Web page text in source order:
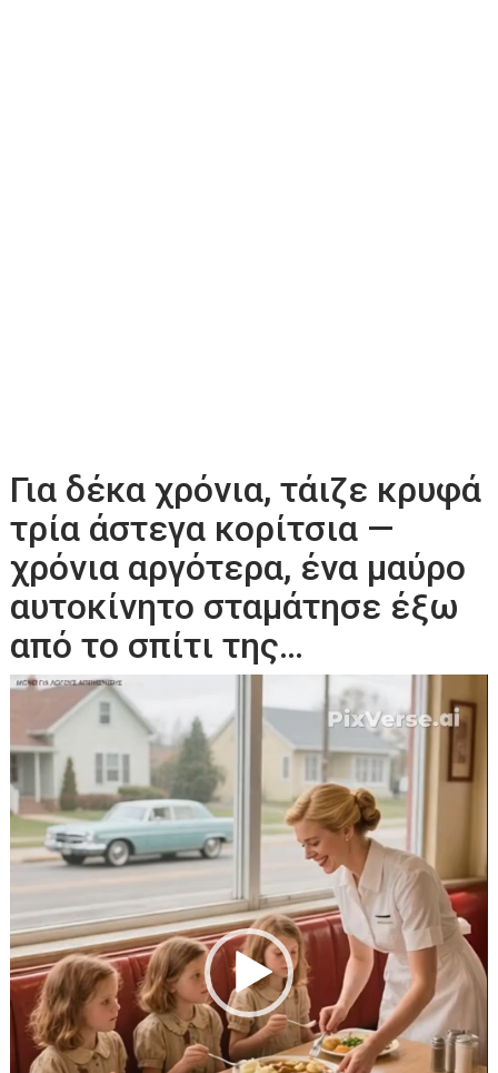
Για δέκα χρόνια, τάιζε κρυφά
τρία άστεγα κορίτσια —
χρόνια αργότερα, ένα μαύρο
αυτοκίνητο σταμάτησε έξω
από το σπίτι της…
Πρόγραμμα
Αναπαραγωγής
Βίντεο